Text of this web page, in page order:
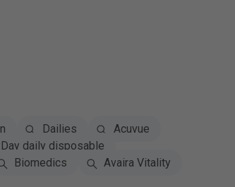
Dailies
Acuvue
daily disposable
Biomedics
Avaira Vitality